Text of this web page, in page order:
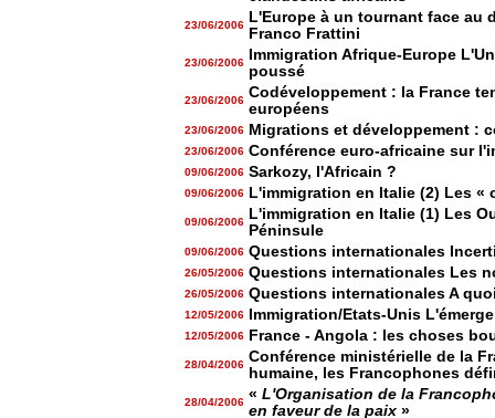
23/06/2006
L'Europe à un tournant face au
Franco Frattini
23/06/2006
Immigration Afrique-Europe
poussé
23/06/2006 Codéveloppement : la France
européens
23/06/2006 Migrations et développement :
23/06/2006 Conférence euro-africaine sur
09/06/2006 Sarkozy, l'Africain ?
09/06/2006 L'immigration en Italie (2) Les «
09/06/2006
L'immigration en Italie (1) Les
Péninsule
09/06/2006 Questions internationales
26/05/2006 Questions internationales Les
26/05/2006 Questions internationales A
12/05/2006 Immigration/Etats-Unis
12/05/2006 France - Angola : les choses
28/04/2006 Conférence ministérielle de la
humaine, les Francophones
28/04/2006 « L'Organisation de la
en faveur de la paix »